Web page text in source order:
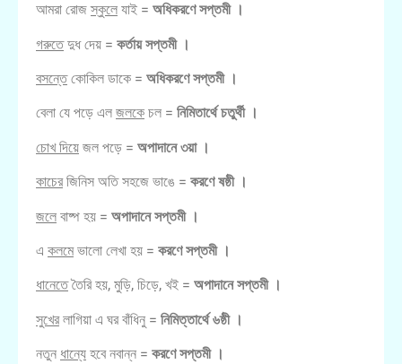
আমরা রোজস্কুলে যাই = অধিকরণে সপ্তমী ।
গরুতেদুধ দেয় = কর্তায় সপ্তমী ।
বসন্তেকোকিল ডাকে = অধিকরণে সপ্তমী ।
বেলা যে পড়ে এল জলকে চল = নিমিতার্থে চতুর্থী ।
চোখ দিয়ে জল পড়ে = অপাদানে ৩য়া ।
কাচেরজিনিস অতি সহজে ভাঙে = করণে ষষ্ঠী ।
জলে বাষ্প হয় = অপাদানে সপ্তমী ।
এ কলমেভালো লেখা হয় = করণে সপ্তমী ।
ধানেতেতৈরি হয়, মুড়ি, চিড়ে, খই = অপাদানে সপ্তমী ।
সুখেরলাগিয়া এ ঘর বাঁধিনু = নিমিত্তার্থে ৬ষ্ঠী ।
নতুন ধান্যে হবে নবান্ন = করণে সপ্তমী ।